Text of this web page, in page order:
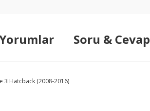
Soru & Cevap
3 Hatcback (2008-2016)